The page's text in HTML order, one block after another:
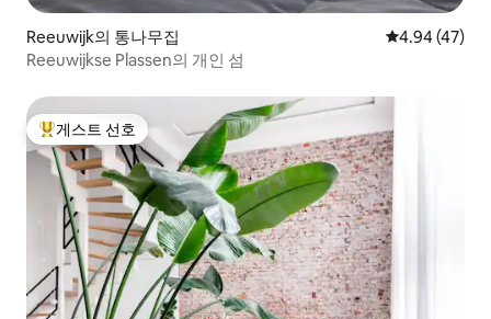
Reeuwijk의 통나무집 평점 4.94점(5
4.94 (47)
Reeuwijkse Plassen의 개인 섬
상위 게스트 선호
게스트 선호